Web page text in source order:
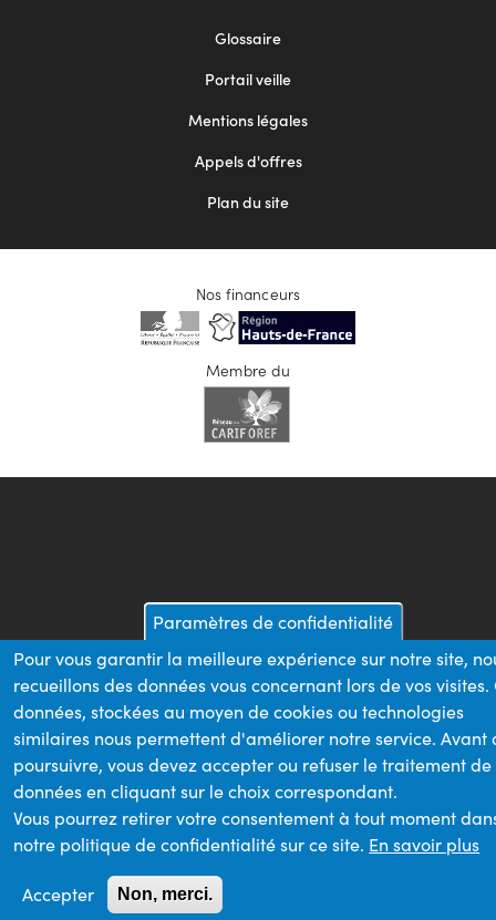
Glossaire
Portail veille
Mentions légales
Appels d'offres
Plan du site
Nos financeurs
Membre du
Paramètres de confidentialité
Pour vous garantir la meilleure expérience sur notre site,
recueillons des données vous concernant lors de vos visites.
données, stockées au moyen de cookies ou technologies
similaires nous permettent d'améliorer notre service. Avant
poursuivre, vous devez accepter ou refuser le traitement de
données en cliquant sur le choix correspondant.
Vous pourrez retirer votre consentement à tout moment
notre politique de confidentialité sur ce site. En savoir plus
Accepter Non, merci.